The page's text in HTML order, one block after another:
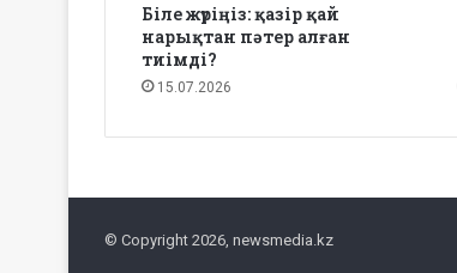
Біле жүріңіз: қазір қай
нарықтан пәтер алған
тиімді?
15.07.2026
© Copyright 2026, newsmedia.kz